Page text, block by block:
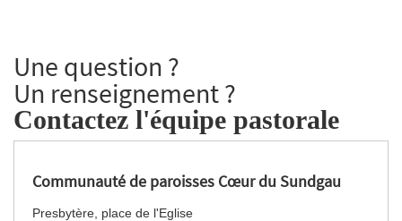
Une question ?
Un renseignement ?
Contactez l'équipe pastorale
Communauté de paroisses Cœur du Sundgau
Presbytère, place de l'Eglise